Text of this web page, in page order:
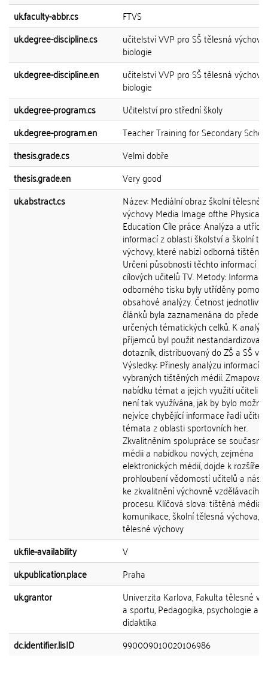
uk.faculty-abbr.cs
FTVS
uk.degree-discipline.cs
učitelství VVP pro SŠ tělesná
biologie
uk.degree-discipline.en
učitelství VVP pro SŠ tělesná
biologie
uk.degree-program.cs
Učitelství pro střední školy
uk.degree-program.en
Teacher Training for Secondary
thesis.grade.cs
Velmi dobře
thesis.grade.en
Very good
uk.abstract.cs
Název: Mediální obraz školní tělesné
výchovy Media Image ofthe Physical
Education Cíle práce: Analýza a
informací z oblasti školství a školní
výchovy, které nabízí odborná tištěná
Určení působnosti těchto informací u
cílových učitelů TV. Metody:
odborného tisku byly utříděny pomocí
obsahové analýzy. Četnost
článků byla zaznamenána do předem
určených tématických celků. K
příjemců byl použit
dotazník, distribuovaný do ZŠ a SŠ v
Výsledky: Přinesly analýzu informací z
vybraných tištěných médií. Zmapovaly
nabídku témat a jejich využití učiteli
není tak využívána, jak by bylo
nejvíce chybějící informace řadí učitelé
témata z oblasti sportovních her.
Zkvalitněním spolupráce se
médii a nabídkou nových, zejména
elektronických médií, dojde k
prohloubení vědomostí učitelů a
ke zkvalitnění výchovně vzdělávacího
procesu. Klíčová slova: tištěná média,
komunikace, školní tělesná výchova,
tělesné výchovy
uk.file-availability
V
uk.publication.place
Praha
uk.grantor
Univerzita Karlova, Fakulta tělesné
a sportu, Pedagogika, psychologie a
didaktika
dc.identifier.lisID
990009010020106986